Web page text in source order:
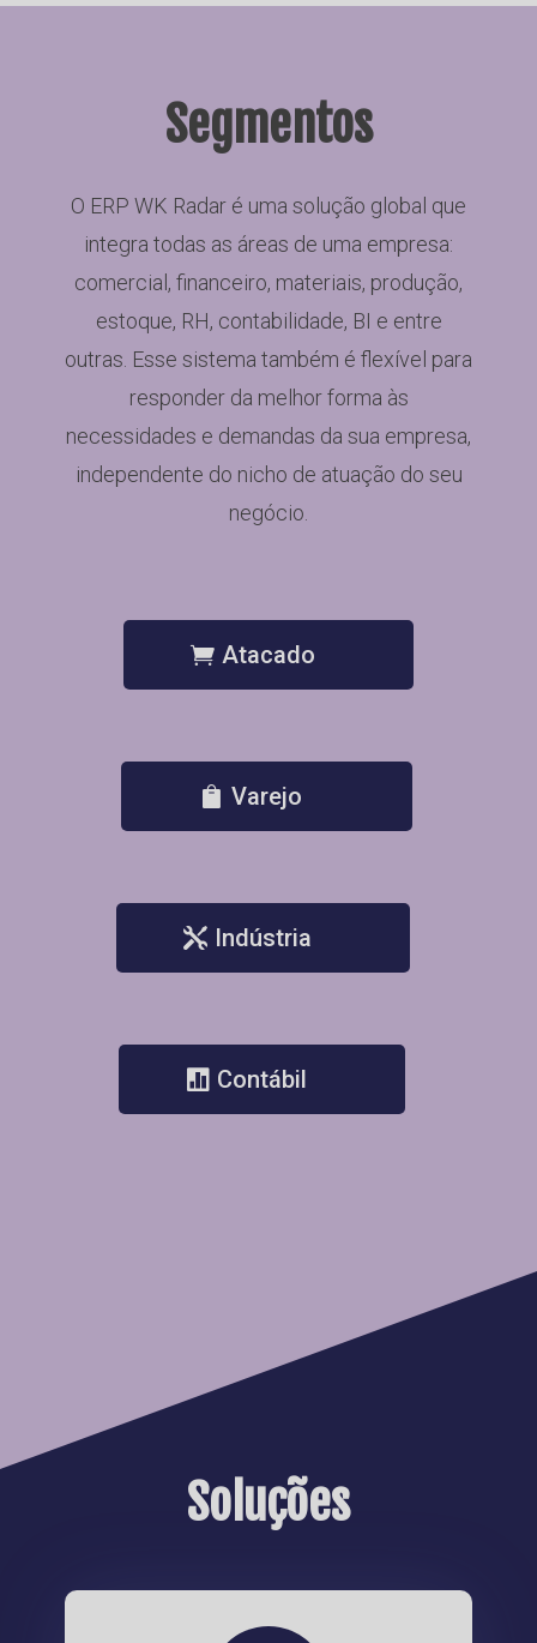
Segmentos
O ERP WK Radar é uma solução global que
integra todas as áreas de uma empresa:
comercial, financeiro, materiais, produção,
estoque, RH, contabilidade, BI e entre
outras. Esse sistema também é flexível para
responder da melhor forma às
necessidades e demandas da sua empresa,
independente do nicho de atuação do seu
negócio.
Atacado
Varejo
Indústria
Contábil
Soluções